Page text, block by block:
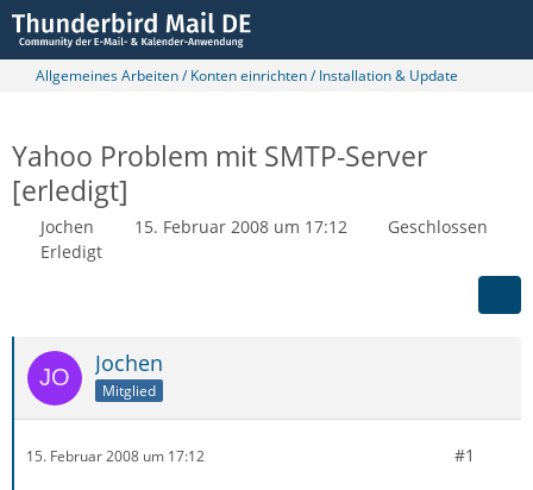
Allgemeines Arbeiten / Konten einrichten / Installation & Update
Yahoo Problem mit SMTP-Server
[erledigt]
Jochen 15. Februar 2008 um 17:12
Geschlossen
Erledigt
Jochen
Mitglied
15. Februar 2008 um 17:12 #1